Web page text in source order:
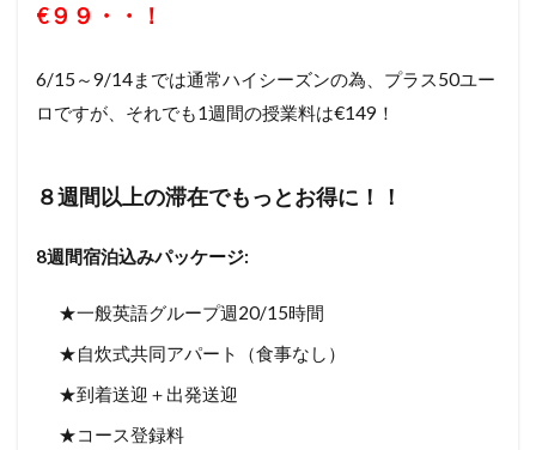
€９９・・！
6/15～9/14までは通常ハイシーズンの為、プラス50ユー
ロですが、それでも1週間の授業料は€149！
８週間以上の滞在でもっとお得に！！
8週間宿泊込みパッケージ:
★一般英語グループ週20/15時間
★自炊式共同アパート（食事なし）
★到着送迎＋出発送迎
★コース登録料